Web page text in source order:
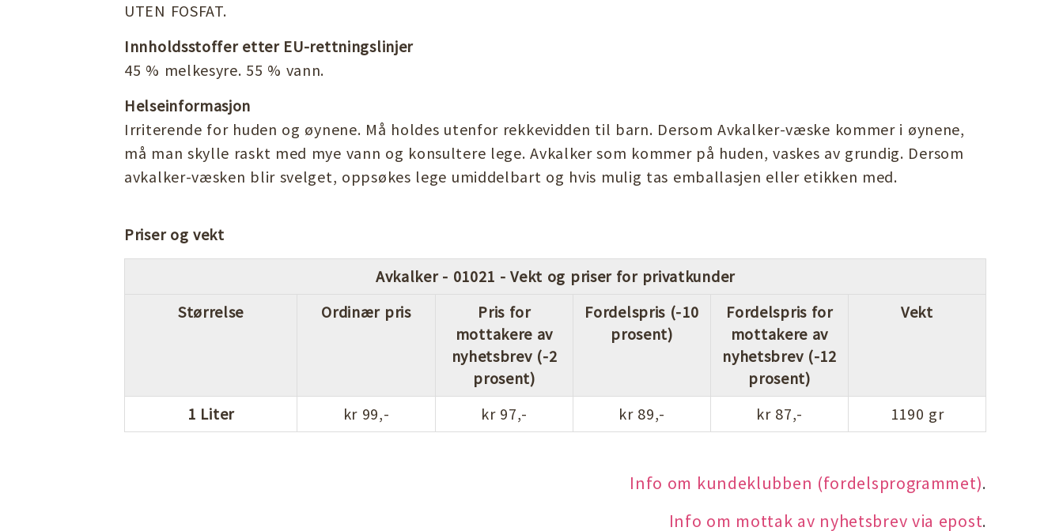
UTEN FOSFAT.
Innholdsstoffer etter EU-rettningslinjer
45 % melkesyre. 55 % vann.
Helseinformasjon
Irriterende for huden og øynene. Må holdes utenfor rekkevidden til barn. Dersom Avkalker-væske kommer i øynene,
må man skylle raskt med mye vann og konsultere lege. Avkalker som kommer på huden, vaskes av grundig. Dersom
avkalker-væsken blir svelget, oppsøkes lege umiddelbart og hvis mulig tas emballasjen eller etikken med.
Priser og vekt
Avkalker - 01021 - Vekt og priser for privatkunder
Størrelse
Ordinær pris
Pris for
mottakere av
nyhetsbrev (-2
prosent)
Fordelspris (-10
prosent)
Fordelspris for
mottakere av
nyhetsbrev (-12
prosent)
Vekt
1 Liter kr 99,- kr 97,- kr 89,- kr 87,- 1190 gr
Info om kundeklubben (fordelsprogrammet).
Info om mottak av nyhetsbrev via epost.